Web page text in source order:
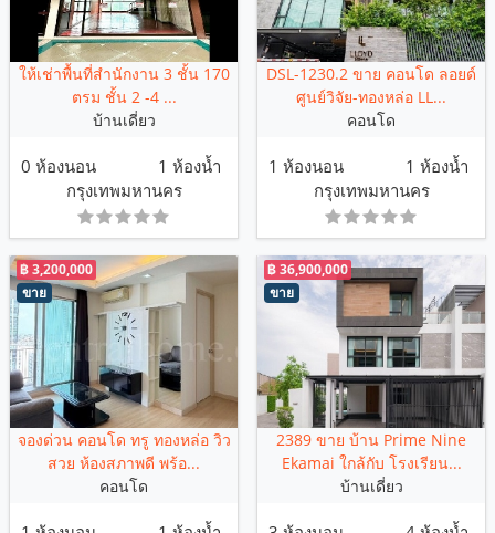
ให้เช่าพื้นที่สำนักงาน 3 ชั้น 170
ตรม ชั้น 2 -4 ...
บ้านเดี่ยว
0 ห้องนอน
1 ห้องน้ำ
กรุงเทพมหานคร
DSL-1230.2 ขาย คอนโด ลอยด์
ศูนย์วิจัย-ทองหล่อ LL...
คอนโด
1 ห้องนอน
1 ห้องน้ำ
กรุงเทพมหานคร
ขาย
฿ 3,200,000
จองด่วน คอนโด ทรู ทองหล่อ วิว
สวย ห้องสภาพดี พร้อ...
คอนโด
ขาย
฿ 36,900,000
2389 ขาย บ้าน Prime Nine
Ekamai ใกล้กับ โรงเรียน...
บ้านเดี่ยว